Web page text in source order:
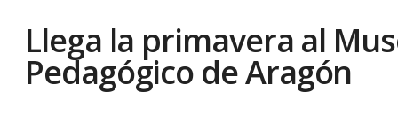
Llega la primavera al
Pedagógico de Aragón